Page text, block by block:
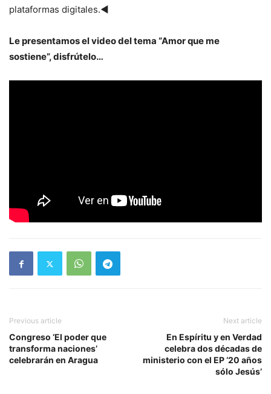
plataformas digitales.◄
Le presentamos el video del tema “Amor que me
sostiene”, disfrútelo…
Previous article
Congreso ‘El poder que
transforma naciones’
celebrarán en Aragua
Next article
En Espíritu y en Verdad
celebra dos décadas de
ministerio con el EP ‘20 años
sólo Jesús’